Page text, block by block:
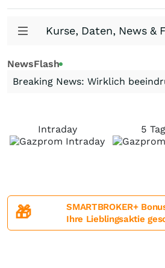
Kurse, Daten, News &
NewsFlash
Breaking News: Wirklich
Intraday 5
🎁
SMARTBROKER+
Ihre Lieblingsaktie